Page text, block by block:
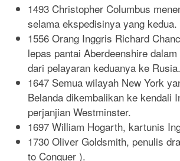
1493 Christopher Columbus
selama ekspedisinya yang kedua.
1556 Orang Inggris Richard
lepas pantai Aberdeenshire
dari pelayaran keduanya ke Rusia.
1647 Semua wilayah New York
Belanda dikembalikan ke kendali
perjanjian Westminster.
1697 William Hogarth, kartunis
1730 Oliver Goldsmith, penulis
to Conquer ).